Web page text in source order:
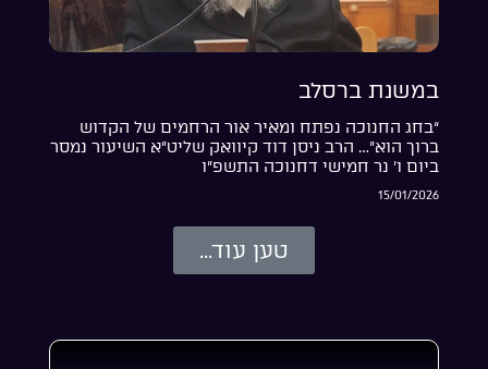
במשנת ברסלב
“בחג החנוכה נפתח ומאיר אור הרחמים של הקדוש
ברוך הוא”… הרב ניסן דוד קיוואק שליט”א השיעור נמסר
ביום ו’ נר חמישי דחנוכה התשפ”ו
15/01/2026
טען עוד...